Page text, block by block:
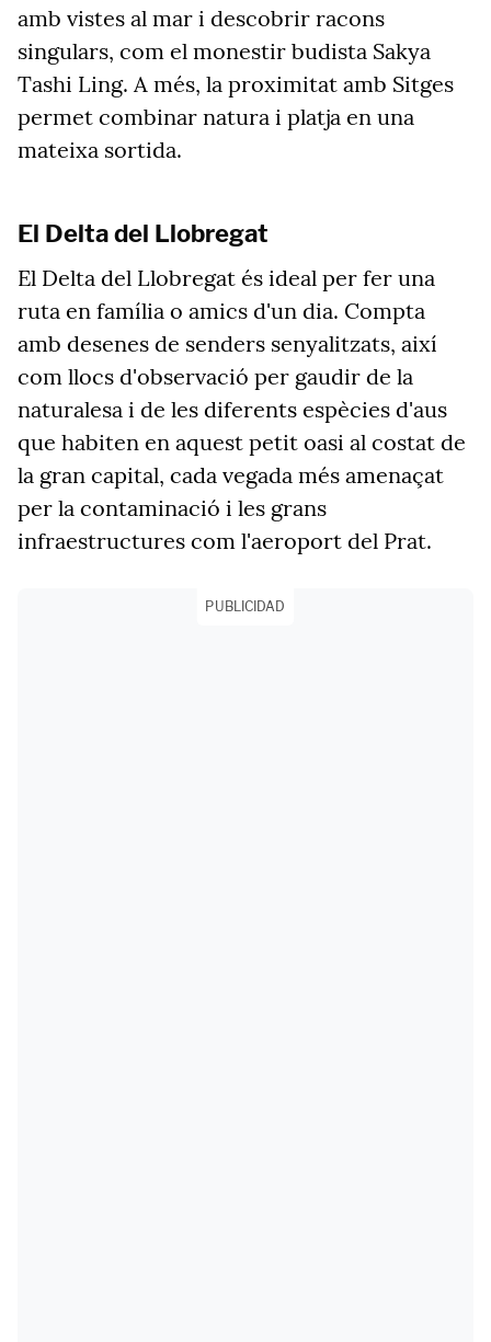
amb vistes al mar i descobrir racons
singulars, com el monestir budista Sakya
Tashi Ling. A més, la proximitat amb Sitges
permet combinar natura i platja en una
mateixa sortida.
El Delta del Llobregat
El Delta del Llobregat és ideal per fer una
ruta en família o amics d'un dia. Compta
amb desenes de senders senyalitzats, així
com llocs d'observació per gaudir de la
naturalesa i de les diferents espècies d'aus
que habiten en aquest petit oasi al costat de
la gran capital, cada vegada més amenaçat
per la contaminació i les grans
infraestructures com l'aeroport del Prat.
PUBLICIDAD